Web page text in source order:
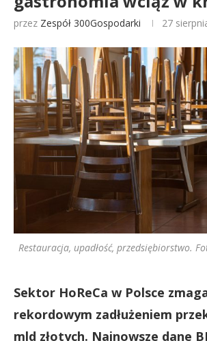
przez Zespół 300Gospodarki 27
Restauracja, upadłość, przedsiębiorstwo.
Sektor HoReCa w Polsce
rekordowym zadłużeniem
mld złotych. Najnowsze dane